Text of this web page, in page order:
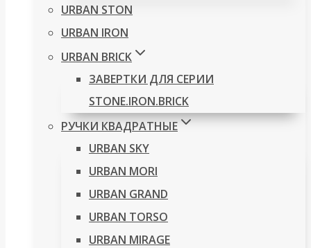
URBAN STON
URBAN IRON
URBAN BRICK
ЗАВЕРТКИ ДЛЯ СЕРИИ
STONE.IRON.BRICK
РУЧКИ КВАДРАТНЫЕ
URBAN SKY
URBAN MORI
URBAN GRAND
URBAN TORSO
URBAN MIRAGE